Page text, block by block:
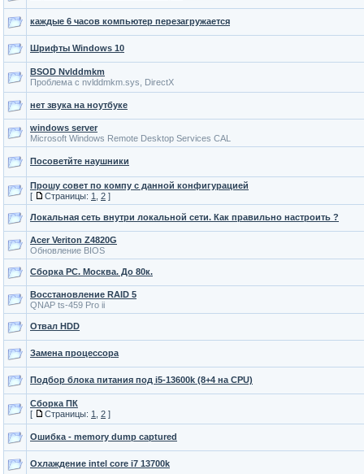
каждые 6 часов компьютер перезагружается
Шрифты Windows 10
BSOD Nvlddmkm
Проблема с nvlddmkm.sys, DirectX
нет звука на ноутбуке
windows server
Microsoft Windows Remote Desktop Services CAL
Посоветйте наушники
Прошу совет по компу с данной конфигурацией
[
Страницы: 1 2 ]
Локальная сеть внутри локальной сети. Как правильно настроить ?
Acer Veriton Z4820G
Обновление BIOS
Сборка PC. Москва. До 80к.
Восстановление RAID 5
QNAP ts-459 Pro ii
Отвал HDD
Замена процессора
Подбор блока питания под i5-13600k (8+4 на CPU)
Сборка ПК
[
Страницы: 1 2 ]
Ошибка - memory dump captured
Охлаждение intel core i7 13700k